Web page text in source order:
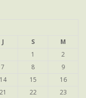
J S
M
1
2
7 8
9
14 15
16
21 22
23